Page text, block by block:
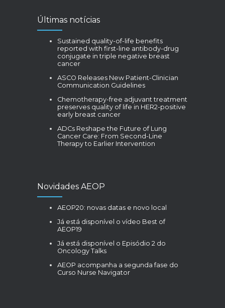
Últimas notícias
Sustained quality-of-life benefits
reported with first-line antibody-drug
conjugate in triple negative breast
cancer
ASCO Releases New Patient-Clinician
Communication Guidelines
Chemotherapy-free adjuvant treatment
preserves quality of life in HER2-positive
early breast cancer
ADCs Reshape the Future of Lung
Cancer Care: From Second-Line
Therapy to Earlier Intervention
Novidades AEOP
AEOP20: novas datas e novo local
Já está disponível o vídeo Best of
AEOP19
Já está disponível o Episódio 2 do
Oncology Talks
AEOP acompanha a segunda fase do
Curso Nurse Navigator